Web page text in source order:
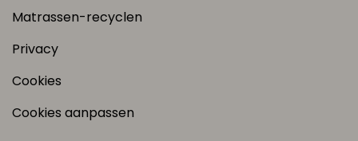
Matrassen-recyclen
Privacy
Cookies
Cookies aanpassen